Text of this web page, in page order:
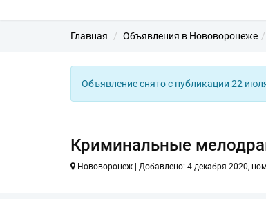
Главная Объявления в Нововоронеже
Объявление снято с публикации 22
Криминальные
Нововоронеж | Добавлено: 4 декабря 2020,